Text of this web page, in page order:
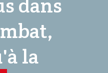
dans
la